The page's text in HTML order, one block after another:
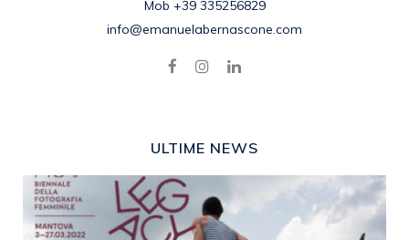
Mob +39 335256829
info@emanuelabernascone.com
ULTIME NEWS